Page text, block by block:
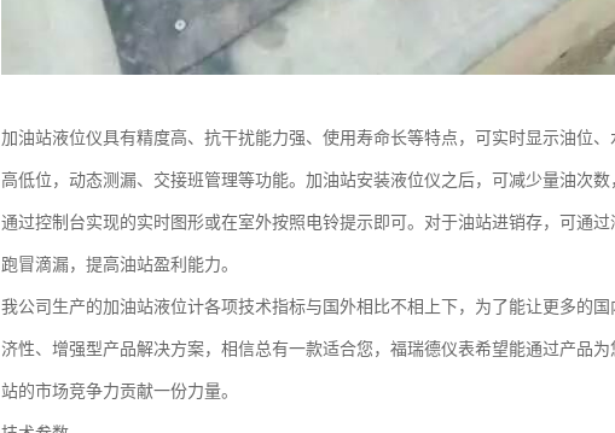
加油站液位仪具有精度高、抗干扰能力强、使用寿命长等特点，可实时显示油位
高低位，动态测漏、交接班管理等功能。加油站安装液位仪之后，可减少量油次
通过控制台实现的实时图形或在室外按照电铃提示即可。对于油站进销存，可通
跑冒滴漏，提高油站盈利能力。
我公司生产的加油站液位计各项技术指标与国外相比不相上下，为了能让更多的
济性、增强型产品解决方案，相信总有一款适合您，福瑞德仪表希望能通过产品
站的市场竞争力贡献一份力量。